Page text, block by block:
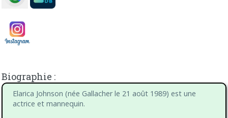
Biographie :
Elarica Johnson (née Gallacher le 21 août 1989) est une
actrice et mannequin.